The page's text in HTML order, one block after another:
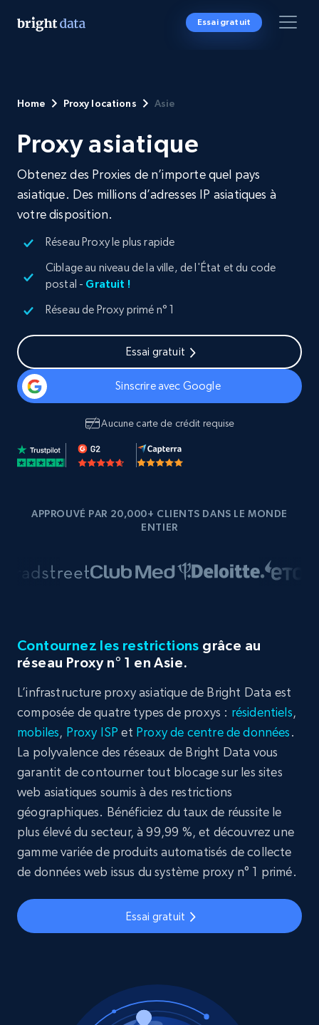
Essai gratuit
Home Proxy locations Asie
Proxy asiatique
Obtenez des Proxies de n’importe quel pays
asiatique. Des millions d’adresses IP asiatiques à
votre disposition.
Réseau Proxy le plus rapide
Ciblage au niveau de la ville, de l'État et du code
postal - Gratuit !
Réseau de Proxy primé n° 1
Essai gratuit
Sinscrire avec Google
Aucune carte de crédit requise
APPROUVÉ PAR 20,000+ CLIENTS DANS LE MONDE
ENTIER
Contournez les restrictions grâce au
réseau Proxy n° 1 en Asie.
L’infrastructure proxy asiatique de Bright Data est
composée de quatre types de proxys : résidentiels,
mobiles, Proxy ISP et Proxy de centre de données.
La polyvalence des réseaux de Bright Data vous
garantit de contourner tout blocage sur les sites
web asiatiques soumis à des restrictions
géographiques. Bénéficiez du taux de réussite le
plus élevé du secteur, à 99,99 %, et découvrez une
gamme variée de produits automatisés de collecte
de données web issus du système proxy n° 1 primé.
Essai gratuit